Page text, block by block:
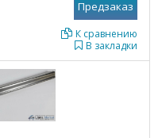
В закладки
К сравнению